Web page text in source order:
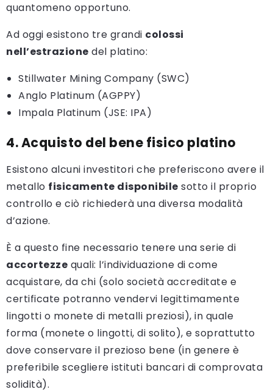
quantomeno opportuno.
Ad oggi esistono tre grandi colossi
nell’estrazione del platino:
Stillwater Mining Company (SWC)
Anglo Platinum (AGPPY)
Impala Platinum (JSE: IPA)
4. Acquisto del bene fisico platino
Esistono alcuni investitori che preferiscono avere il
metallo fisicamente disponibile sotto il proprio
controllo e ciò richiederà una diversa modalità
d’azione.
È a questo fine necessario tenere una serie di
accortezze quali: l’individuazione di come
acquistare, da chi (solo società accreditate e
certificate potranno vendervi legittimamente
lingotti o monete di metalli preziosi), in quale
forma (monete o lingotti, di solito), e soprattutto
dove conservare il prezioso bene (in genere è
preferibile scegliere istituti bancari di comprovata
solidità).